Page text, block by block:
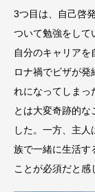
3つ目は、自己啓
ついて勉強をして
自分のキャリアを
ロナ禍でビザが
れになってしまっ
とは大変奇跡的な
した。一方、主
族で一緒に生活す
ことが必須だと感